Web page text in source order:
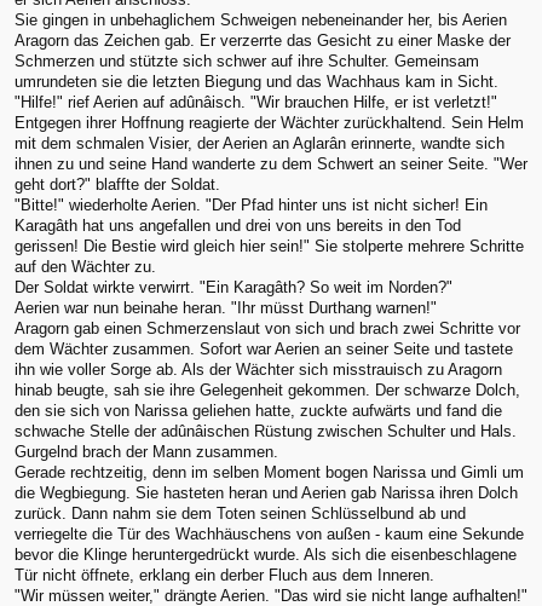
Sie gingen in unbehaglichem Schweigen nebeneinander her, bis Aerien
Aragorn das Zeichen gab. Er verzerrte das Gesicht zu einer Maske der
Schmerzen und stützte sich schwer auf ihre Schulter. Gemeinsam
umrundeten sie die letzten Biegung und das Wachhaus kam in Sicht.
"Hilfe!" rief Aerien auf adûnâisch. "Wir brauchen Hilfe, er ist verletzt!"
Entgegen ihrer Hoffnung reagierte der Wächter zurückhaltend. Sein Helm
mit dem schmalen Visier, der Aerien an Aglarân erinnerte, wandte sich
ihnen zu und seine Hand wanderte zu dem Schwert an seiner Seite. "Wer
geht dort?" blaffte der Soldat.
"Bitte!" wiederholte Aerien. "Der Pfad hinter uns ist nicht sicher! Ein
Karagâth hat uns angefallen und drei von uns bereits in den Tod
gerissen! Die Bestie wird gleich hier sein!" Sie stolperte mehrere Schritte
auf den Wächter zu.
Der Soldat wirkte verwirrt. "Ein Karagâth? So weit im Norden?"
Aerien war nun beinahe heran. "Ihr müsst Durthang warnen!"
Aragorn gab einen Schmerzenslaut von sich und brach zwei Schritte vor
dem Wächter zusammen. Sofort war Aerien an seiner Seite und tastete
ihn wie voller Sorge ab. Als der Wächter sich misstrauisch zu Aragorn
hinab beugte, sah sie ihre Gelegenheit gekommen. Der schwarze Dolch,
den sie sich von Narissa geliehen hatte, zuckte aufwärts und fand die
schwache Stelle der adûnâischen Rüstung zwischen Schulter und Hals.
Gurgelnd brach der Mann zusammen.
Gerade rechtzeitig, denn im selben Moment bogen Narissa und Gimli um
die Wegbiegung. Sie hasteten heran und Aerien gab Narissa ihren Dolch
zurück. Dann nahm sie dem Toten seinen Schlüsselbund ab und
verriegelte die Tür des Wachhäuschens von außen - kaum eine Sekunde
bevor die Klinge heruntergedrückt wurde. Als sich die eisenbeschlagene
Tür nicht öffnete, erklang ein derber Fluch aus dem Inneren.
"Wir müssen weiter," drängte Aerien. "Das wird sie nicht lange aufhalten!"